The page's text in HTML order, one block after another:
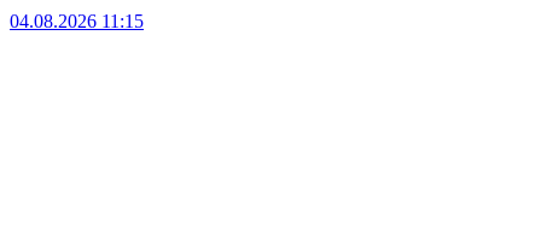
04.08.2026 11:15